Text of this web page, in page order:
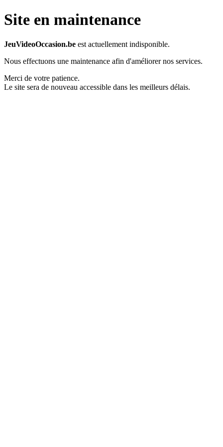
Site en maintenance
JeuVideoOccasion.be est actuellement indisponible.
Nous effectuons une maintenance afin d'améliorer nos services.
Merci de votre patience.
Le site sera de nouveau accessible dans les meilleurs délais.